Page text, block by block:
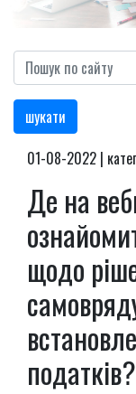
шукати
01-08-2022 |
Де на
щодо
податків?